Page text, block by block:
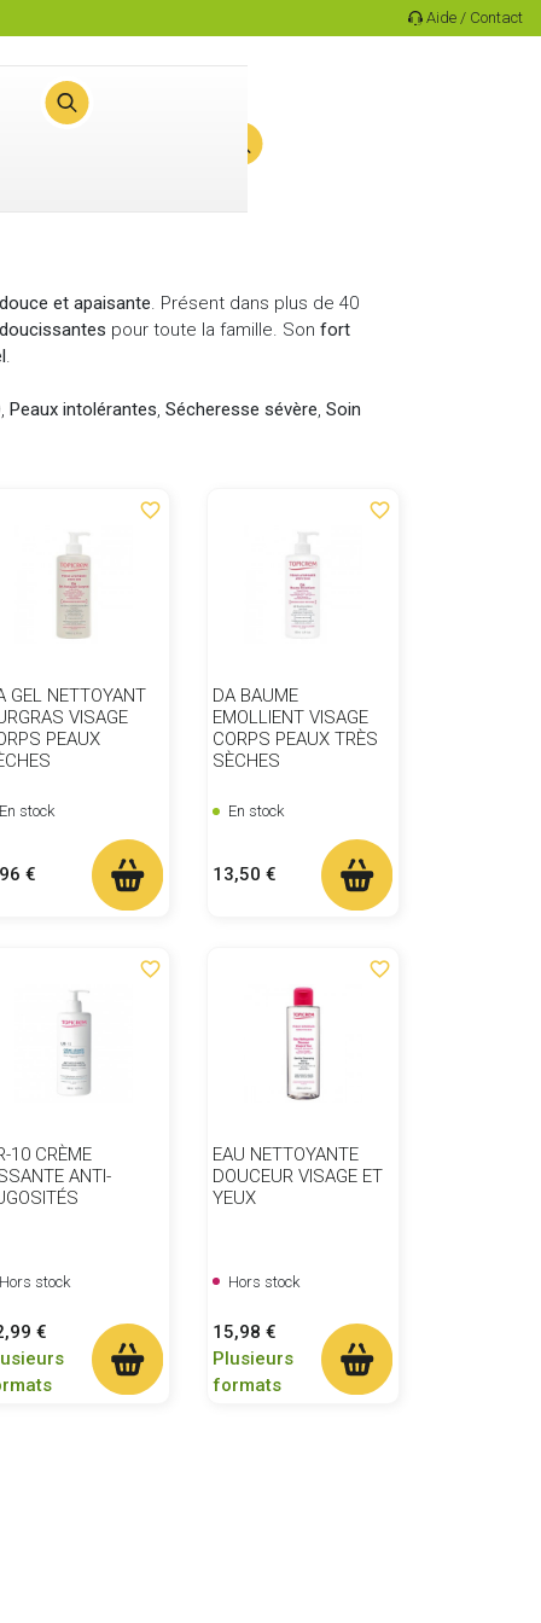
Aide / Contact
et apaisante. Présent dans plus de 40
pour toute la famille. Son fort
.
, Peaux intolérantes, Sécheresse sévère, Soin
favorite_border
GEL NETTOYANT
VISAGE
PEAUX
En stock
€
favorite_border
DA BAUME
EMOLLIENT VISAGE
CORPS PEAUX TRÈS
SÈCHES
En stock
Prix
13,50 €
favorite_border
10 CRÈME
ANTI-
Hors stock
€
favorite_border
EAU NETTOYANTE
DOUCEUR VISAGE ET
YEUX
Hors stock
Prix
15,98 €
Plusieurs
formats